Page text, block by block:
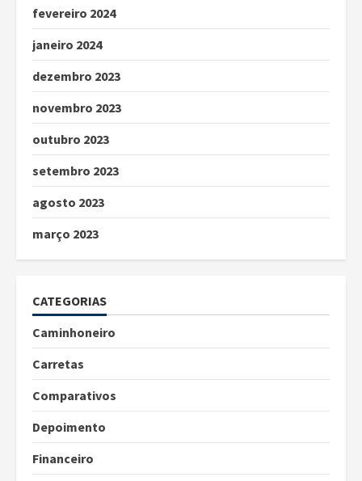
fevereiro 2024
janeiro 2024
dezembro 2023
novembro 2023
outubro 2023
setembro 2023
agosto 2023
março 2023
CATEGORIAS
Caminhoneiro
Carretas
Comparativos
Depoimento
Financeiro